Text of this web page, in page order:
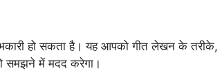
हो सकता है। यह आपको गीत लेखन के तरीके,
समझने में मदद करेगा।